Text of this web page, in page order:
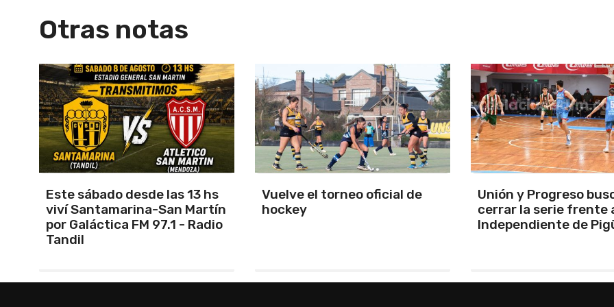
Otras notas
Vuelve el torneo oficial de
hockey
Unión y Progreso busca
cerrar la serie frente a
Se programó la
URD